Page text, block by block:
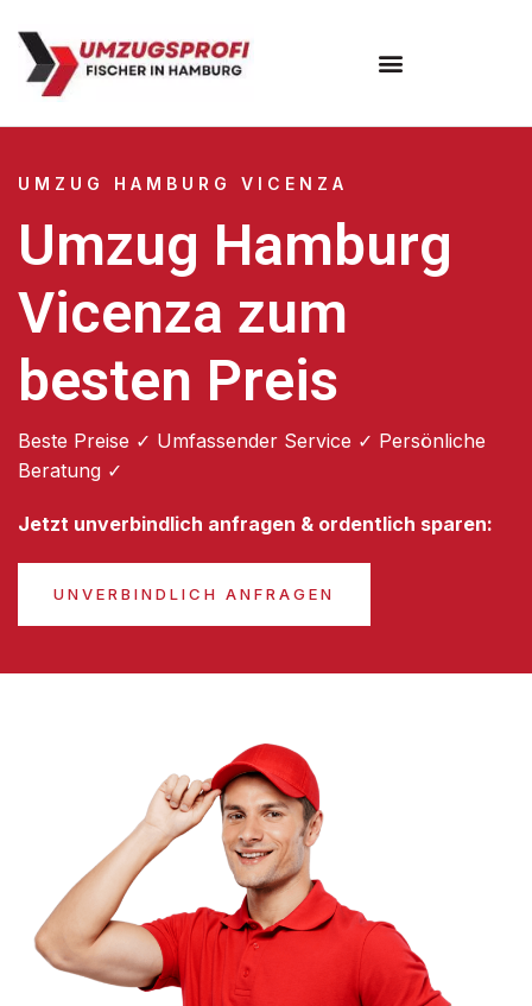
UMZUG HAMBURG VICENZA
Umzug Hamburg
Vicenza zum
besten Preis
Beste Preise ✓ Umfassender Service ✓ Persönliche
Beratung ✓
Jetzt unverbindlich anfragen & ordentlich sparen:
UNVERBINDLICH ANFRAGEN